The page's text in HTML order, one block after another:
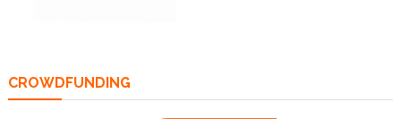
CROWDFUNDING